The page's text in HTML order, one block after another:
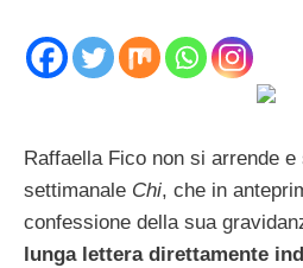
Raffaella Fico non si arrende e
settimanale Chi, che in
confessione della sua
lunga lettera direttamente